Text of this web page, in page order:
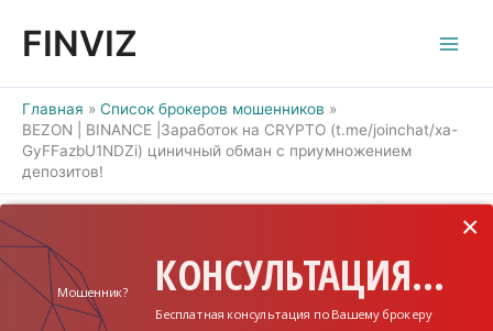
FINVIZ
Главная
Список брокеров мошенников
BEZON | BINANCE |Заработок на CRYPTO (t.me/joinchat/xa-
GyFFazbU1NDZi) циничный обман с приумножением
депозитов!
КОНСУЛЬТАЦИЯ...
Бесплатная консультация по Вашему брокеру
Мошенник?
×